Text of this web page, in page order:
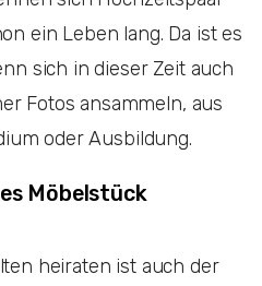
ein Leben lang. Da ist es
sich in dieser Zeit auch
Fotos ansammeln, aus
oder Ausbildung.
Möbelstück
heiraten ist auch der